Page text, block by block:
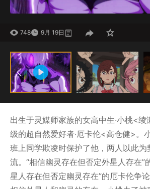
Mute
748 9月 19日
出生于灵媒师家族的女高中生·小桃<
级的超自然爱好者·厄卡伦<高仓健>。
班上同学欺凌时保护了他，两人以此为
流。“相信幽灵存在但否定外星人存在”
星人存在但否定幽灵存在”的厄卡伦争